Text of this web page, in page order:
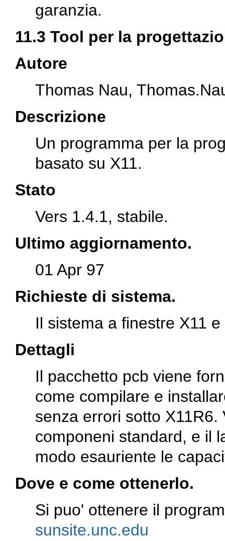
garanzia.
11.3 Tool per la
Autore
Thomas Nau,
Descrizione
Un programma per la
basato su X11.
Stato
Vers 1.4.1, stabile.
Ultimo aggiornamento.
01 Apr 97
Richieste di sistema.
Il sistema a finestre X11
Dettagli
Il pacchetto pcb viene
come compilare e
senza errori sotto
componeni standard, e il
modo esauriente le
Dove e come ottenerlo.
Si puo' ottenere il
sunsite.unc.edu